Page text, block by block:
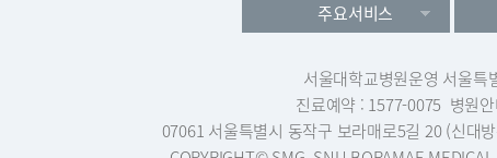
주요서비스
서울대학교병원운영 서울특
진료예약 : 1577-0075 병원
07061 서울특별시 동작구 보라매로5길 20 (신대